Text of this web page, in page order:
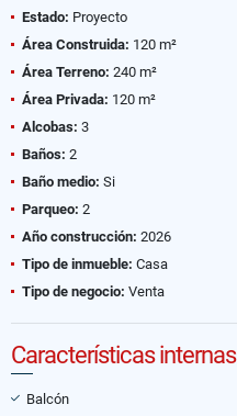
Estado: Proyecto
Área Construida: 120 m²
Área Terreno: 240 m²
Área Privada: 120 m²
Alcobas: 3
Baños: 2
Baño medio: Si
Parqueo: 2
Año construcción: 2026
Tipo de inmueble: Casa
Tipo de negocio: Venta
Características internas
Balcón